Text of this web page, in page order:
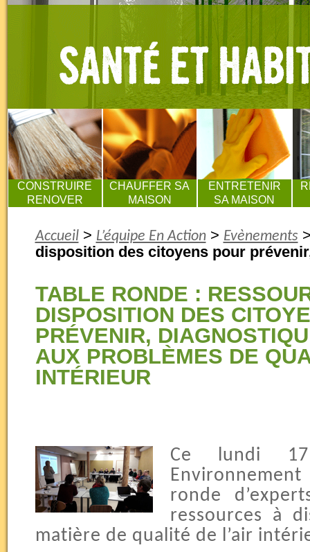
CONSTRUIRE
RENOVER
CHAUFFER SA
MAISON
ENTRETENIR
SA MAISON
Accueil> L’équipe En Action> Evènements
disposition des citoyens pour
TABLE RONDE :
DISPOSITION DES
PRÉVENIR,
AUX PROBLÈMES DE
INTÉRIEUR
Ce lundi 17
ronde
ressources à
matière de qualité de l’air